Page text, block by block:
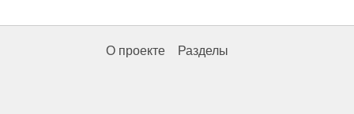
О проекте Разделы